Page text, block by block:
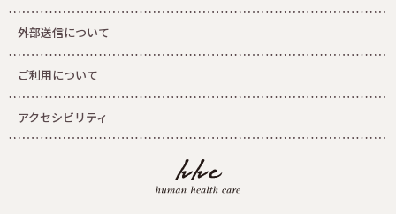
外部送信について
ご利用について
アクセシビリティ